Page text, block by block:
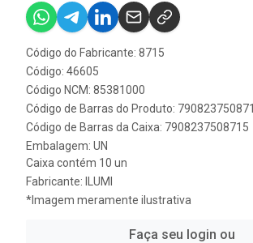
Código do Fabricante: 8715
Código: 46605
Código NCM: 85381000
Código de Barras do Produto:
Código de Barras da Caixa: 7908237508715
Embalagem: UN
Caixa contém 10 un
Fabricante:
ILUMI
*Imagem meramente ilustrativa
Faça seu login ou